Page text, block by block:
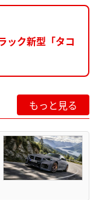
ック新型「タコ
もっと見る